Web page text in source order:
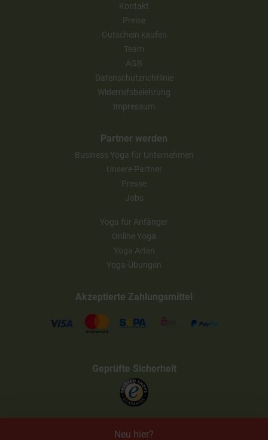
Kontakt
Preise
Gutschein kaufen
Team
AGB
Datenschutzrichtlinie
Widerrufsbelehrung
Impressum
Partner werden
Business Yoga für Unternehmen
Unsere Partner
Presse
Jobs
Yoga für Anfänger
Online Yoga
Yoga Arten
Yoga-Übungen
Akzeptierte Zahlungsmittel
Geprüfte Sicherheit
Neu hier?